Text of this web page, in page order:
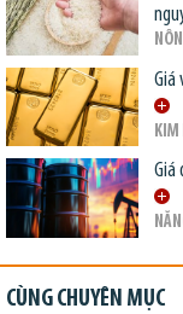
Giá
KIM
Giá
CÙNG CHUYÊN MỤC